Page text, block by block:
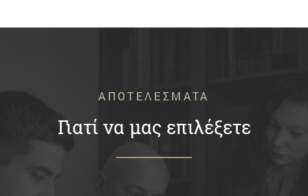
ΑΠΟΤΕΛΕΣΜΑΤΑ
Γιατί να μας επιλέξετε